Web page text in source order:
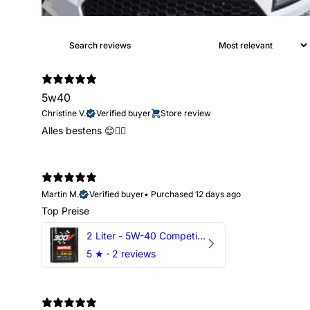
5w40
Christine V. Verified buyer Store review
Alles bestens 😊👍🏻
Martin M.
Verified buyer• Purchased 12 days ago
Top Preise
2 Liter - 5W-40 Competition 300V Motul Motoröl
5 ★ · 2 reviews